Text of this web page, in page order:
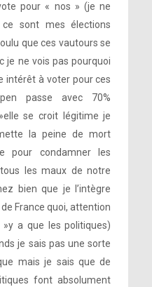
pour « nos » (je ne
sont mes élections
que ces vautours se
je ne vois pas pourquoi
intérêt à voter pour ces
passe avec 70%
se croit légitime je
la peine de mort
pour condamner les
les maux de notre
bien que je l’intègre
France quoi, attention
a que les politiques)
je sais pas une sorte
mais je sais que de
font absolument